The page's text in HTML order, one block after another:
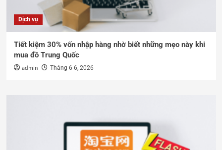
Dịch vụ
Tiết kiệm 30% vốn nhập hàng nhờ biết những mẹo này khi
mua đồ Trung Quốc
admin Tháng 6 6, 2026